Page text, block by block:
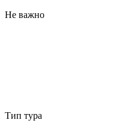
Не важно
Тип тура